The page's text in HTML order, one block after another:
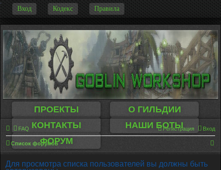
Вход Кодекс Правила
-
ПРОЕКТЫ
О ГИЛЬДИИ
КОНТАКТЫ
НАШИ БОТЫ
ФОРУМ
FAQ Вход
Регистрация
Список форумов
Для просмотра списка пользователей вы должны быть